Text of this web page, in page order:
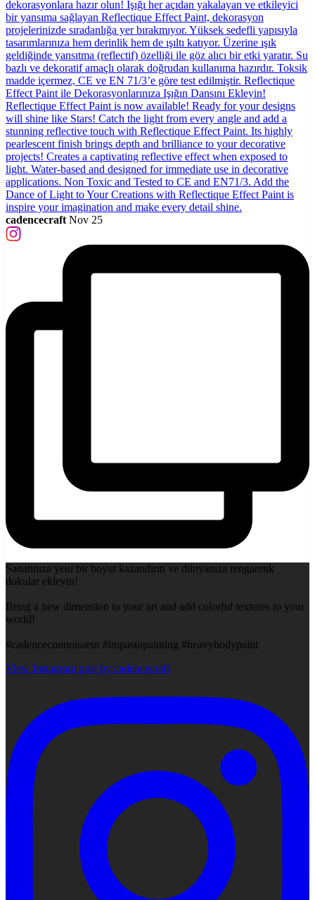
cadencecraft Nov 25
Sanatınıza yeni bir boyut kazandırın ve dünyanıza rengarenk
dokular ekleyin!
Bring a new dimension to your art and add colorful textures to your
world!
#cadenceconnoisseur #impastopainting #heavybodypaint
View Instagram post by cadencecraft